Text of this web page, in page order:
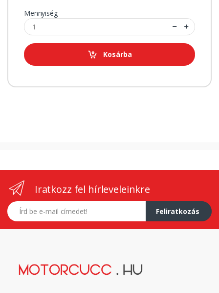
Mennyiség
Kosárba
Iratkozz fel hírleveleinkre
E-mail címed
Feliratkozás